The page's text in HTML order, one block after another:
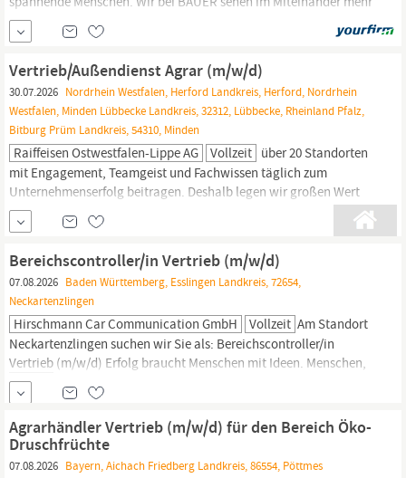
als nur gute Zusammenarbeit. Wir sind mit dem Herzen dabei.
Ehrlich, geradeaus. Wir beziehen Position. Immer mit dem Ziel,
für unsere Kunden die besten Lösungen zu finden.
Vertrieb/Außendienst Agrar (m/w/d)
30.07.2026 Nordrhein Westfalen, Herford Landkreis, Herford, Nordrhein
Westfalen, Minden Lübbecke Landkreis, 32312, Lübbecke, Rheinland Pfalz,
Bitburg Prüm Landkreis, 54310, Minden
Raiffeisen Ostwestfalen-Lippe AG Vollzeit über 20 Standorten
mit Engagement, Teamgeist und Fachwissen täglich zum
Unternehmenserfolg beitragen. Deshalb legen wir großen Wert
auf ein wertschätzendes Miteinander, persönliche Entwicklung
und ein Arbeitsumfeld, in dem man sich wohlfühlt.;Wir leben
unser Motto: Gemeinsam erfolgreich handeln!
Außendienst Agrar (m/w/d) Region Minden-Lübbecke /
Bereichscontroller/in Vertrieb (m/w/d)
07.08.2026 Baden Württemberg, Esslingen Landkreis, 72654,
Neckartenzlingen
Hirschmann Car Communication GmbH Vollzeit Am Standort
Neckartenzlingen suchen wir Sie als: Bereichscontroller/in
Vertrieb (m/w/d) Erfolg braucht Menschen mit Ideen. Menschen,
die Verbindungen für echten Austausch schaffen. Als einer der
weltweit führenden Spezialisten für Sende- und Empfangssysteme
in der mobilen Kommunikation entwickeln, fertigen und
vertreiben wir Antennen-, Tuner- und...
Agrarhändler Vertrieb (m/w/d) für den Bereich Öko-
Druschfrüchte
07.08.2026 Bayern, Aichach Friedberg Landkreis, 86554, Pöttmes